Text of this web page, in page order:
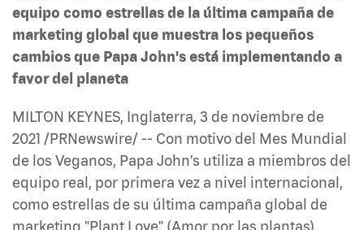
equipo como estrellas de la última campaña de
marketing global que muestra los pequeños
cambios que Papa John's está implementando a
favor del planeta
MILTON KEYNES, Inglaterra, 3 de noviembre de
2021 /PRNewswire/ -- Con motivo del Mes Mundial
de los Veganos, Papa John's utiliza a miembros del
equipo real, por primera vez a nivel internacional,
como estrellas de su última campaña global de
marketing "Plant Love" (Amor por las plantas).